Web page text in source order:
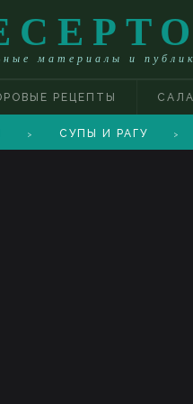
материалы и
РЕЦЕПТЫ
> СУПЫ И РАГУ >